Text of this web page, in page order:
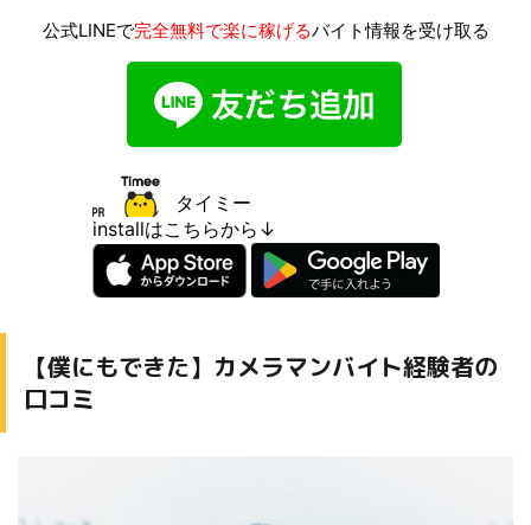
公式LINEで完全無料で楽に稼げるバイト情報を受け取る
タイミー
installはこちらから↓
【僕にもできた】カメラマンバイト経験者の
口コミ